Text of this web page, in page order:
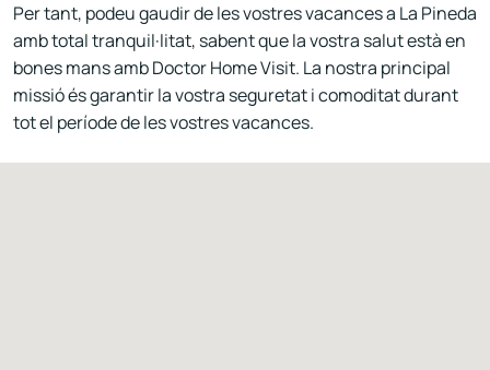
Per tant, podeu gaudir de les vostres vacances a La Pineda
amb total tranquil·litat, sabent que la vostra salut està en
bones mans amb Doctor Home Visit. La nostra principal
missió és garantir la vostra seguretat i comoditat durant
tot el període de les vostres vacances.